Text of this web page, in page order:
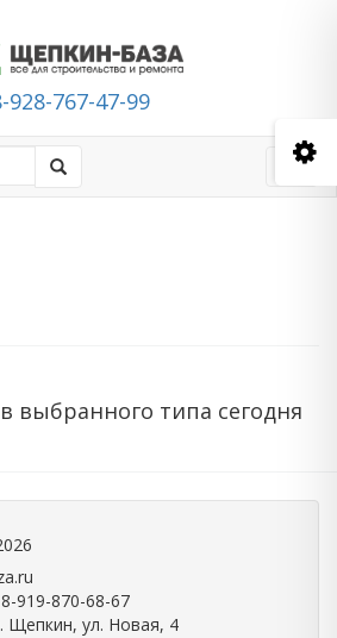
928-767-47-99
выбранного типа сегодня
919-870-68-67
Щепкин, ул. Новая, 4